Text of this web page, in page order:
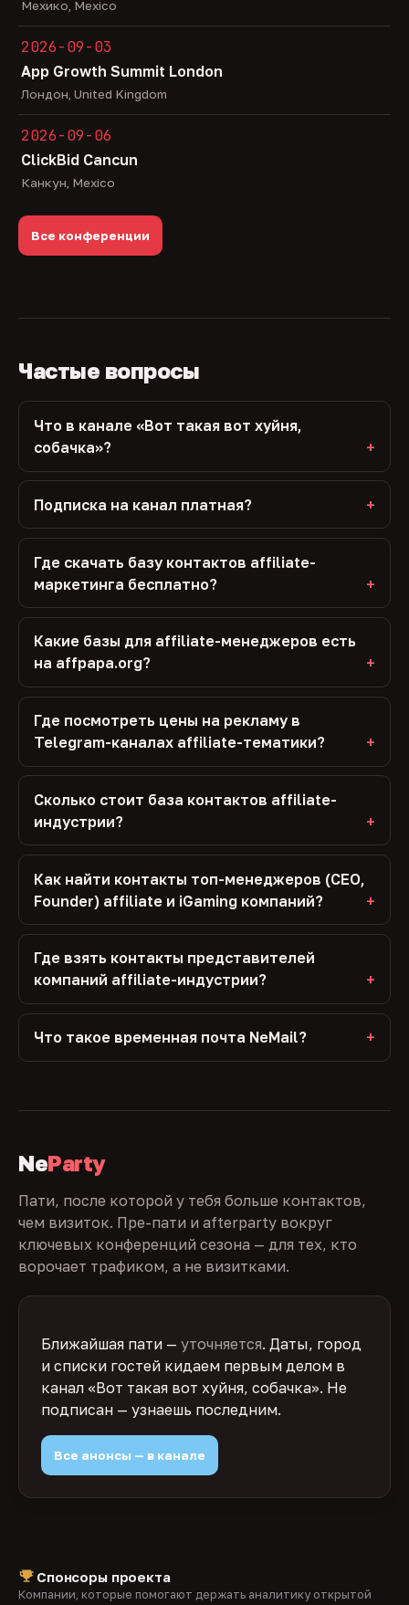
Мехико, Mexico
2026-09-03
App Growth Summit London
Лондон, United Kingdom
2026-09-06
ClickBid Cancun
Канкун, Mexico
Все конференции
Частые вопросы
Что в канале «Вот такая вот хуйня,
собачка»?
Подписка на канал платная?
Где скачать базу контактов affiliate-
маркетинга бесплатно?
Какие базы для affiliate-менеджеров есть
на affpapa.org?
Где посмотреть цены на рекламу в
Telegram-каналах affiliate-тематики?
Сколько стоит база контактов affiliate-
индустрии?
Как найти контакты топ-менеджеров (CEO,
Founder) affiliate и iGaming компаний?
Где взять контакты представителей
компаний affiliate-индустрии?
Что такое временная почта NeMail?
NeParty
Пати, после которой у тебя больше контактов,
чем визиток. Пре-пати и afterparty вокруг
ключевых конференций сезона — для тех, кто
ворочает трафиком, а не визитками.
Ближайшая пати — уточняется. Даты, город
и списки гостей кидаем первым делом в
канал «Вот такая вот хуйня, собачка». Не
подписан — узнаешь последним.
Все анонсы — в канале
Спонсоры проекта
Компании, которые помогают держать аналитику открытой